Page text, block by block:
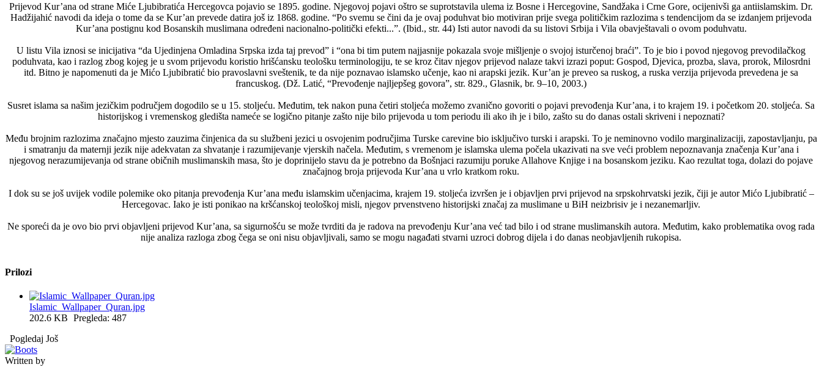
Prijevod Kur’ana od strane Miće Ljubibratića Hercegovca pojavio se 1895. godine. Njegovoj pojavi oštro se suprotstavila ulema iz Bosne i Hercegovine, Sandžaka i Crne Gore, ocijenivši ga antiislamskim. Dr.
Hadžijahić navodi da ideja o tome da se Kur’an prevede datira još iz 1868. godine. “Po svemu se čini da je ovaj poduhvat bio motiviran prije svega političkim razlozima s tendencijom da se izdanjem prijevoda
Kur’ana postignu kod Bosanskih muslimana određeni nacionalno-politički efekti...”. (Ibid., str. 44) Isti autor navodi da su listovi Srbija i Vila obavještavali o ovom poduhvatu.
U listu Vila iznosi se inicijativa “da Ujedinjena Omladina Srpska izda taj prevod” i “ona bi tim putem najjasnije pokazala svoje mišljenje o svojoj isturčenoj braći”. To je bio i povod njegovog prevodilačkog
poduhvata, kao i razlog zbog kojeg je u svom prijevodu koristio hrišćansku teološku terminologiju, te se kroz čitav njegov prijevod nalaze takvi izrazi poput: Gospod, Djevica, prozba, slava, prorok, Milosrdni
itd. Bitno je napomenuti da je Mićo Ljubibratić bio pravoslavni sveštenik, te da nije poznavao islamsko učenje, kao ni arapski jezik. Kur’an je preveo sa ruskog, a ruska verzija prijevoda prevedena je sa
francuskog. (Dž. Latić, “Prevođenje najljepšeg govora”, str. 829., Glasnik, br. 9–10, 2003.)
Susret islama sa našim jezičkim područjem dogodilo se u 15. stoljeću. Međutim, tek nakon puna četiri stoljeća možemo zvanično govoriti o pojavi prevođenja Kur’ana, i to krajem 19. i početkom 20. stoljeća. Sa
historijskog i vremenskog gledišta nameće se logično pitanje zašto nije bilo prijevoda u tom periodu ili ako ih je i bilo, zašto su do danas ostali skriveni i nepoznati?
Među brojnim razlozima značajno mjesto zauzima činjenica da su službeni jezici u osvojenim područjima Turske carevine bio isključivo turski i arapski. To je neminovno vodilo marginalizaciji, zapostavljanju, pa
i smatranju da maternji jezik nije adekvatan za shvatanje i razumijevanje vjerskih načela. Međutim, s vremenom je islamska ulema počela ukazivati na sve veći problem nepoznavanja značenja Kur’ana i
njegovog nerazumijevanja od strane običnih muslimanskih masa, što je doprinijelo stavu da je potrebno da Bošnjaci razumiju poruke Allahove Knjige i na bosanskom jeziku. Kao rezultat toga, dolazi do pojave
značajnog broja prijevoda Kur’ana u vrlo kratkom roku.
I dok su se još uvijek vodile polemike oko pitanja prevođenja Kur’ana među islamskim učenjacima, krajem 19. stoljeća izvršen je i objavljen prvi prijevod na srpskohrvatski jezik, čiji je autor Mićo Ljubibratić –
Hercegovac. Iako je isti ponikao na kršćanskoj teološkoj misli, njegov prvenstveno historijski značaj za muslimane u BiH neizbrisiv je i nezanemarljiv.
Ne sporeći da je ovo bio prvi objavljeni prijevod Kur’ana, sa sigurnošću se može tvrditi da je radova na prevođenju Kur’ana već tad bilo i od strane muslimanskih autora. Međutim, kako problematika ovog rada
nije analiza razloga zbog čega se oni nisu objavljivali, samo se mogu nagađati stvarni uzroci dobrog dijela i do danas neobjavljenih rukopisa.​
Prilozi
Islamic_Wallpaper_Quran.jpg
202.6 KB Pregleda: 487
Pogledaj Još
Written by